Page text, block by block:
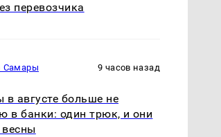
перевозчика
Самары 9 часов назад
августе больше не
в банки: один трюк, и они
весны